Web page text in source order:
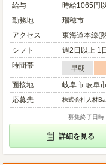
給与
時給1065円
勤務地
瑞穂市
アクセス
東海道本線(
シフト
週2日以上 1
時間帯
早朝
面接地
岐阜市 岐阜
応募先
株式会社人材
募集終了日時
詳細を見る